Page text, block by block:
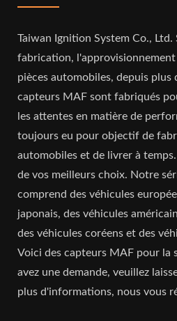
Taiwan Ignition System Co., Ltd.
fabrication,
pièces automobiles, depuis plus
capteurs MAF sont fabriqués
les attentes en matière de
toujours eu pour objectif de
automobiles et de livrer à
de vos meilleurs choix. Notre
comprend des véhicules
japonais, des véhicules
des véhicules coréens et des
Voici des capteurs MAF pour la
avez une demande, veuillez
plus d'informations, nous vous